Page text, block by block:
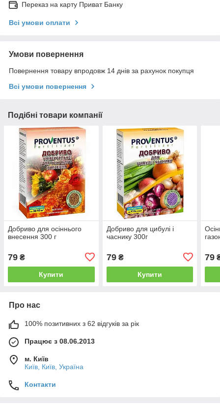
Переказ на карту Приват Банку
Всі умови оплати
Умови повернення
Повернення товару впродовж 14 днів за рахунок покупця
Всі умови повернення
Подібні товари компанії
Добриво для осіннього
внесення 300 г
79 ₴
Купити
Добриво для цибулі і
часнику 300г
79₴
Купити
79
Про нас
100% позитивних з 62 відгуків за рік
Працює з 08.06.2013
м. Київ
Київ, Київ, Україна
Контакти